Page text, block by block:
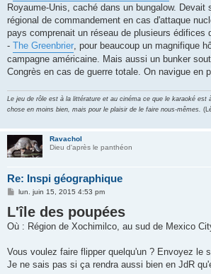
Royaume-Unis, caché dans un bungalow. Devait
régional de commandement en cas d'attaque
pays comprenait un réseau de plusieurs édifices
- The Greenbrier , pour beaucoup un magnifique
campagne américaine. Mais aussi un bunker
Congrès en cas de guerre totale. On navigue en
Le jeu de rôle est à la littérature et au cinéma ce que le karaoké est
chose en moins bien, mais pour le plaisir de le faire nous-mêmes.
Ravachol
Dieu d'après le panthéon
Re: Inspi géographique
M
s
s
a
lun. juin 15, 2015 4:53 pm
L'île des poupées
Où : Région de Xochimilco, au sud de Mexico
Vous voulez faire flipper quelqu'un ? Envoyez le
Je ne sais pas si ça rendra aussi bien en JdR